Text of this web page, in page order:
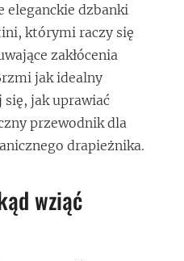
eleganckie dzbanki
którymi raczy się
zakłócenia
jak idealny
się, jak uprawiać
przewodnik dla
drapieżnika.
wziąć